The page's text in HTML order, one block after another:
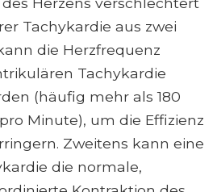
Tachykardie aus zwei
die Herzfrequenz
Tachykardie
(häufig mehr als 180
Minute), um die Effizienz
Zweitens kann eine
die normale,